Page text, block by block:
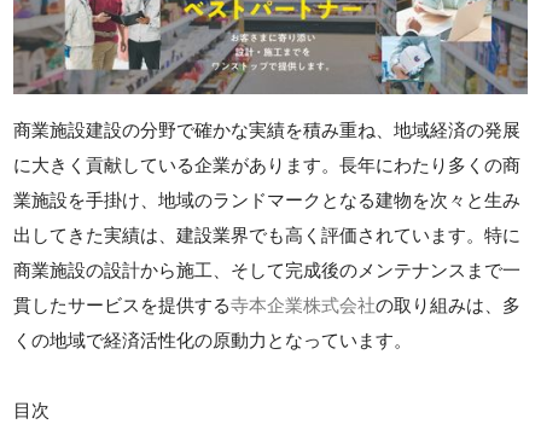
商業施設建設の分野で確かな実績を積み重ね、地域経済の発展
に大きく貢献している企業があります。長年にわたり多くの商
業施設を手掛け、地域のランドマークとなる建物を次々と生み
出してきた実績は、建設業界でも高く評価されています。特に
商業施設の設計から施工、そして完成後のメンテナンスまで一
貫したサービスを提供する寺本企業株式会社の取り組みは、多
くの地域で経済活性化の原動力となっています。
目次